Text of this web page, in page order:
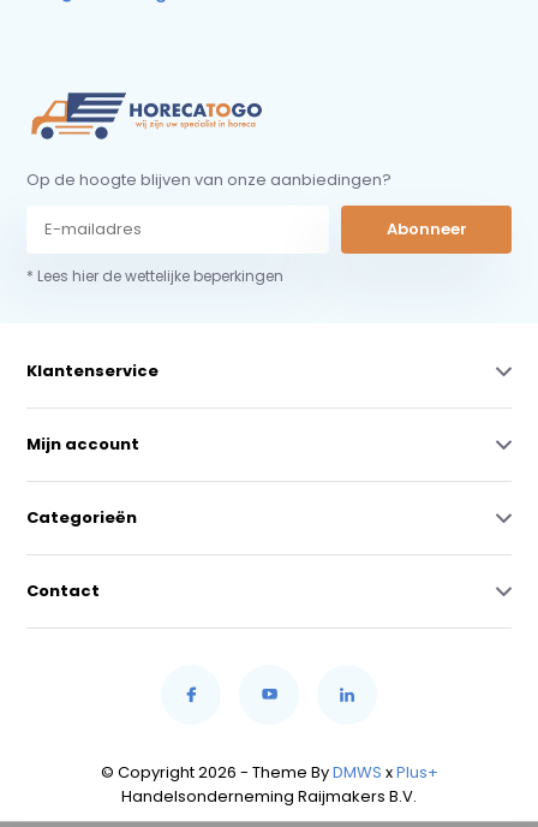
Op de hoogte blijven van onze aanbiedingen?
Abonneer
* Lees hier de wettelijke beperkingen
Klantenservice
Mijn account
Categorieën
Contact
© Copyright 2026 - Theme ByDMWS xPlus+
Handelsonderneming Raijmakers B.V.